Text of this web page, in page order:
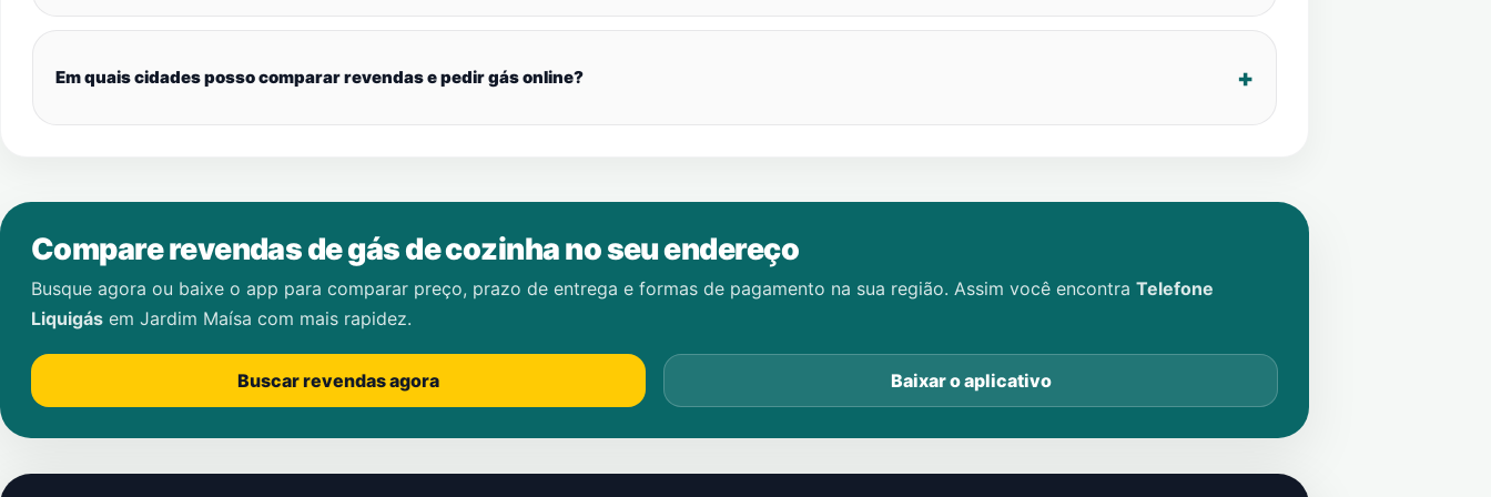
Em quais cidades posso comparar revendas e pedir gás online?
Compare revendas de gás de cozinha no seu endereço
Busque agora ou baixe o app para comparar preço, prazo de entrega e formas de pagamento na sua região. Assim você encontra Telefone
Liquigás em Jardim Maísa com mais rapidez.
Buscar revendas agora Baixar o aplicativo